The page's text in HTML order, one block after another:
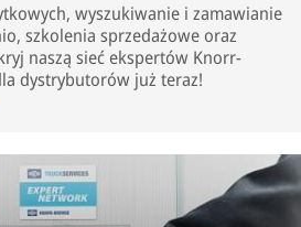
wyszukiwanie i zamawianie
szkolenia sprzedażowe oraz
naszą sieć ekspertów Knorr-
dystrybutorów już teraz!